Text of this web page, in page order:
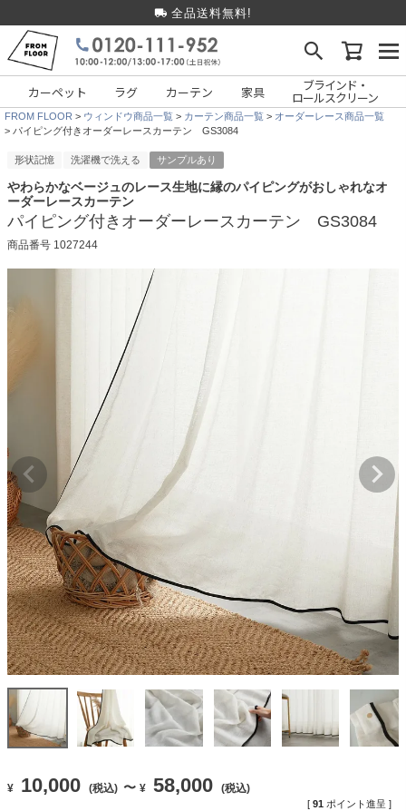
全品送料無料!
カーペット ラグ カーテン 家具 ブラインド・
ロールスクリーン
FROM FLOOR ウィンドウ商品一覧 カーテン商品一覧
オーダーレース商品一覧
パイピング付きオーダーレースカーテン GS3084
形状記憶 洗濯機で洗える サンプルあり
やわらかなベージュのレース生地に縁のパイピングがおしゃれなオ
ーダーレースカーテン
パイピング付きオーダーレースカーテン GS3084
商品番号 1027244
¥ 10,000 (税込) 〜 ¥ 58,000 (税込)
[ 91 ポイント進呈 ]